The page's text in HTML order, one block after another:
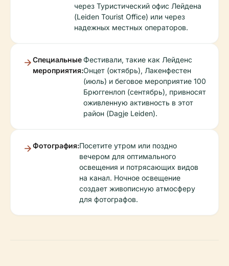
через Туристический офис Лейдена
(Leiden Tourist Office) или через
надежных местных операторов.
Специальные
мероприятия:
Фестивали, такие как Лейденс
Онцет (октябрь), Лакенфестен
(июль) и беговое мероприятие 100
Брюггенлоп (сентябрь), привносят
оживленную активность в этот
район (Dagje Leiden).
Фотография:Посетите утром или поздно
вечером для оптимального
освещения и потрясающих видов
на канал. Ночное освещение
создает живописную атмосферу
для фотографов.